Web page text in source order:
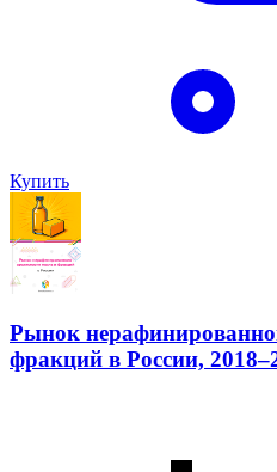
Купить
Рынок
фракций в России,